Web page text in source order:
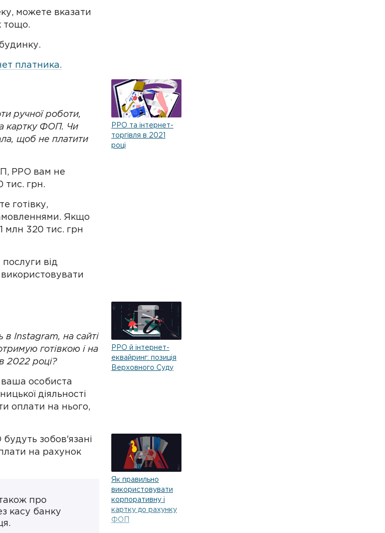
можете вказати
тощо.
платника.
РРО та інтернет-
торгівля в 2021
році
ручної роботи,
картку ФОП. Чи
щоб не платити
РРО вам не
тис. грн.
готівку,
Якщо
млн 320 тис. грн
від
використовувати
РРО й інтернет-
еквайринг: позиція
Верховного Суду
в Instagram, на сайті
готівкою і на
2022 році?
особиста
діяльності
оплати на нього,
Як правильно
використовувати
корпоративну і
картку до рахунку
ФОП
зобов'язані
на рахунок
про
касу банку